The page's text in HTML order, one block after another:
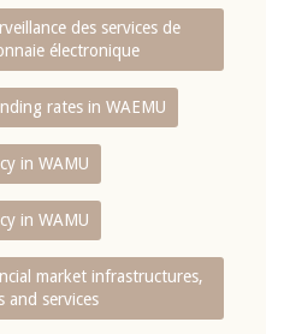
des services de
électronique
rates in WAEMU
in WAMU
in WAMU
market infrastructures,
and services